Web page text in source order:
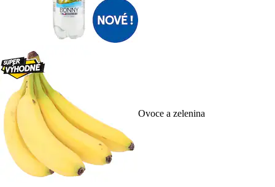
Ovoce a zelenina